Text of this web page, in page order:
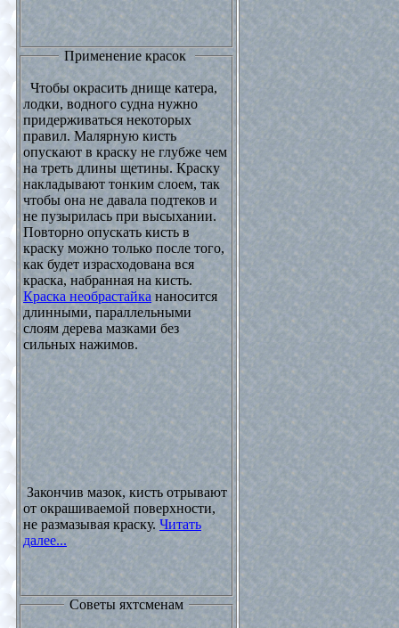
Применение красок
лодки, водного судна нужно
придерживаться некоторых
правил. Малярную кисть
опускают в краску не глубже чем
на треть длины щетины. Краску
накладывают тонким слоем, так
чтобы она не давала подтеков и
не пузырилась при высыхании.
Повторно опускать кисть в
краску можно только после того,
как будет израсходована вся
краска, набранная на кисть.
Краска необрастайкананосится
длинными, параллельными
слоям дерева мазками без
сильных нажимов.
Закончив мазок, кисть отрывают
от окрашиваемой поверхности,
не размазывая краску. Читать
далее...
Советы яхтсменам